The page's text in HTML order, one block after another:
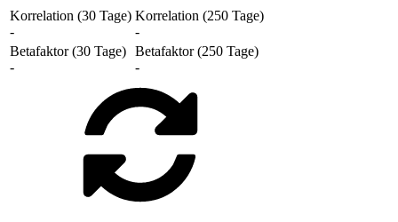
Korrelation (30 Tage)
-
Korrelation (250 Tage)
-
Betafaktor (30 Tage)
-
Betafaktor (250 Tage)
-